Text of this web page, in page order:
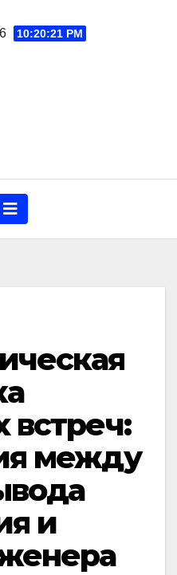
10:20:22 PM
встреч:
между
и